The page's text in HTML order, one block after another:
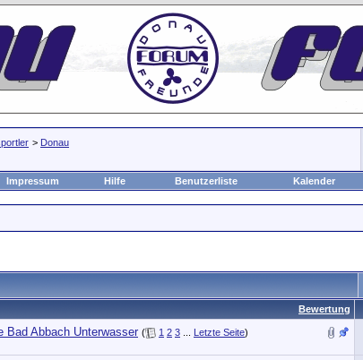
> Donau
Impressum Hilfe Benutzerliste Kalender
Bewertung
Bad Abbach Unterwasser ( 1 2 3 Letzte Seite)